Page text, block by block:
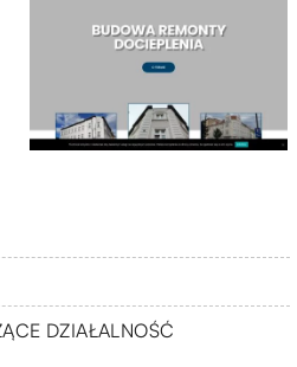
DZIAŁALNOŚĆ